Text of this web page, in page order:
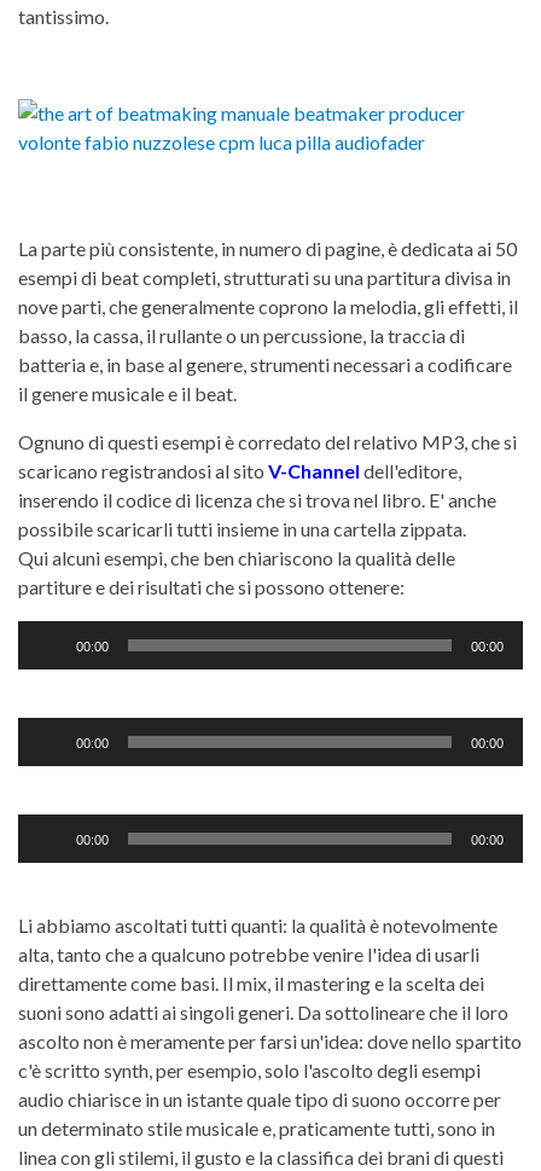
tantissimo.
La parte più consistente, in numero di pagine, è dedicata ai 50
esempi di beat completi, strutturati su una partitura divisa in
nove parti, che generalmente coprono la melodia, gli effetti, il
basso, la cassa, il rullante o un percussione, la traccia di
batteria e, in base al genere, strumenti necessari a codificare
il genere musicale e il beat.
Ognuno di questi esempi è corredato del relativo MP3, che si
scaricano registrandosi al sito V-Channel dell'editore,
inserendo il codice di licenza che si trova nel libro. E' anche
possibile scaricarli tutti insieme in una cartella zippata.
Qui alcuni esempi, che ben chiariscono la qualità delle
partiture e dei risultati che si possono ottenere:
00:00 00:00
00:00 00:00
00:00 00:00
Li abbiamo ascoltati tutti quanti: la qualità è notevolmente
alta, tanto che a qualcuno potrebbe venire l'idea di usarli
direttamente come basi. Il mix, il mastering e la scelta dei
suoni sono adatti ai singoli generi. Da sottolineare che il loro
ascolto non è meramente per farsi un'idea: dove nello spartito
c'è scritto synth, per esempio, solo l'ascolto degli esempi
audio chiarisce in un istante quale tipo di suono occorre per
un determinato stile musicale e, praticamente tutti, sono in
linea con gli stilemi, il gusto e la classifica dei brani di questi